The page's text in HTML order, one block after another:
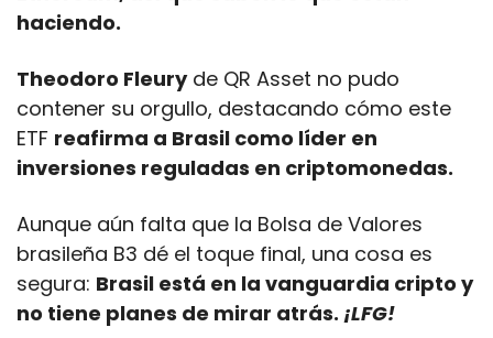
haciendo.
Theodoro Fleury de QR Asset no pudo
contener su orgullo, destacando cómo este
ETF reafirma a Brasil como líder en
inversiones reguladas en criptomonedas.
Aunque aún falta que la Bolsa de Valores
brasileña B3 dé el toque final, una cosa es
segura: Brasil está en la vanguardia cripto y
no tiene planes de mirar atrás. ¡LFG!